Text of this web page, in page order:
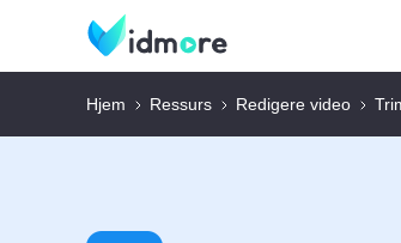
Hjem Ressurs Redigere video